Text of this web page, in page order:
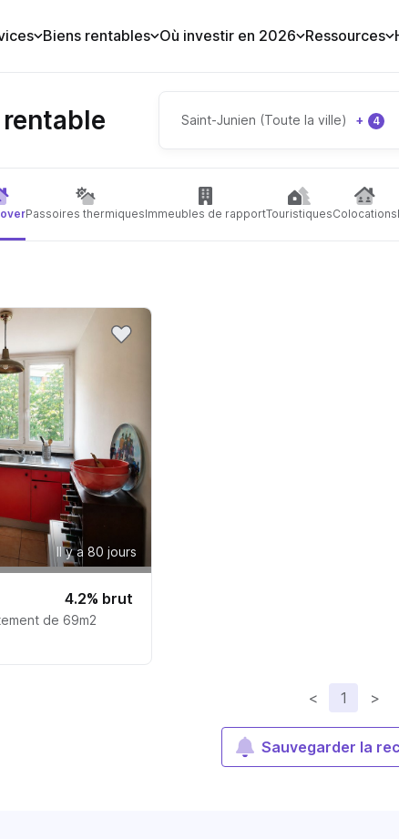
Biens rentables Où investir en 2026 Ressources
Saint-Junien (Toute la ville) + 4
Passoires thermiquesImmeubles de rapportTouristiquesColocations
Il y a 80 jours
4.2% brut
de 69m2
< 1 >
Sauvegarder la